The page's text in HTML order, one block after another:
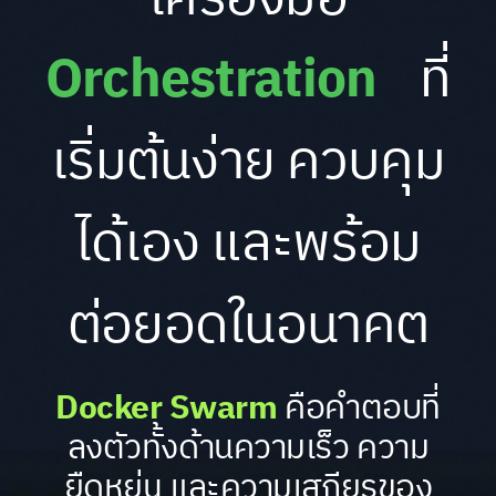
Orchestration ที่
เริ่มต้นง่าย ควบคุม
ได้เอง และพร้อม
ต่อยอดในอนาคต
Docker Swarm คือคำตอบที่
ลงตัวทั้งด้านความเร็ว ความ